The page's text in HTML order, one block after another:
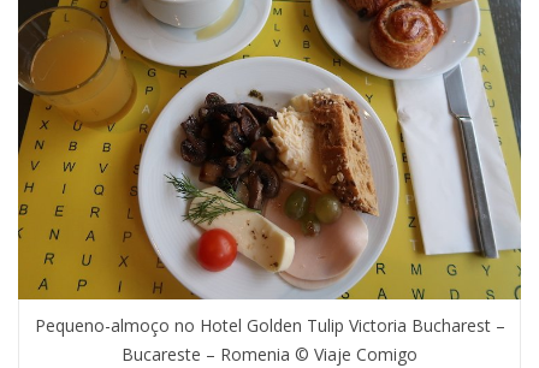
Pequeno-almoço no Hotel Golden Tulip Victoria Bucharest –
Bucareste – Romenia © Viaje Comigo